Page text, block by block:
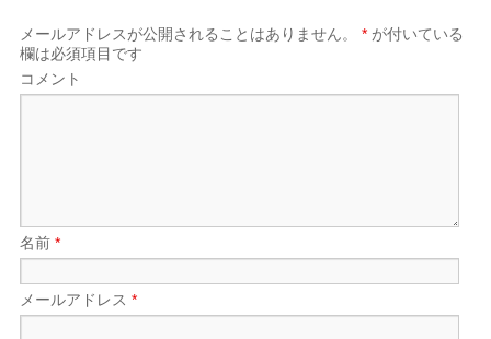
メールアドレスが公開されることはありません。 * が付いている
欄は必須項目です
コメント
名前*
メールアドレス*